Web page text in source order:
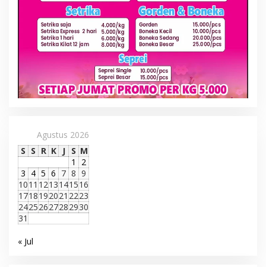
Agustus 2026
S S R K J S M
1
2
3 4 5 6 7 8 9
1011 1213141516
1718192021 2223
24252627282930
31
« Jul